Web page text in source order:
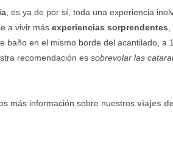
, es ya de por sí, toda una experiencia
a vivir más experiencias sorprendentes
en el mismo borde del acantilado,
recomendación es sobrevolar las
más información sobre nuestros viajes